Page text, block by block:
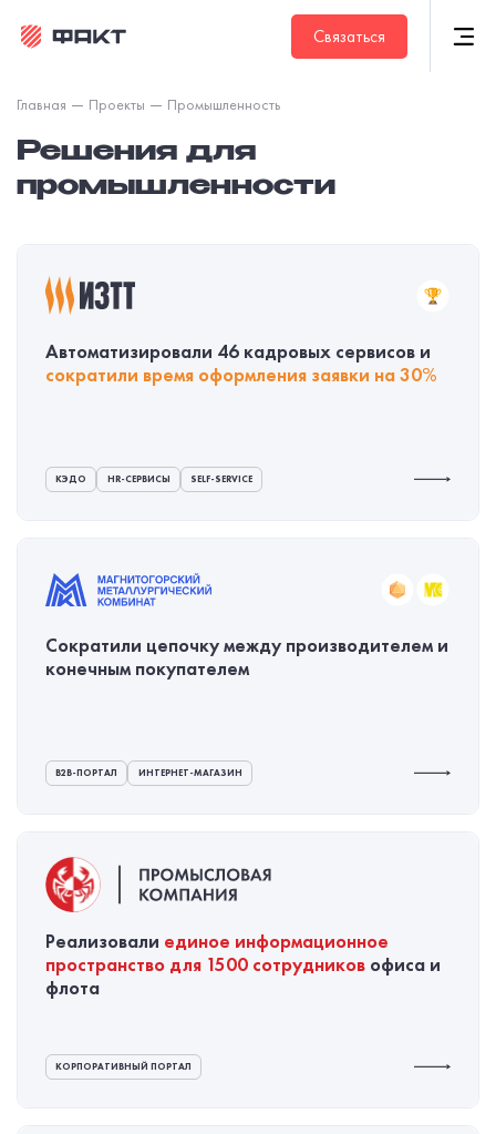
Связаться
Главная Проекты Промышленность
Решения для
промышленности
Автоматизировали 46 кадровых сервисов и
сократили время оформления заявки на 30%
КЭДО HR-СЕРВИСЫ SELF-SERVICE
Сократили цепочку между производителем и
конечным покупателем
B2B-ПОРТАЛ ИНТЕРНЕТ-МАГАЗИН
Реализовали единое информационное
пространство для 1500 сотрудников офиса и
флота
КОРПОРАТИВНЫЙ ПОРТАЛ